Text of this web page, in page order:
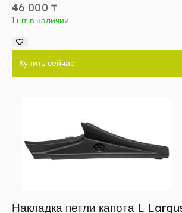
46 000 ₸
1 шт в наличии
Купить сейчас
Накладка петли капота L